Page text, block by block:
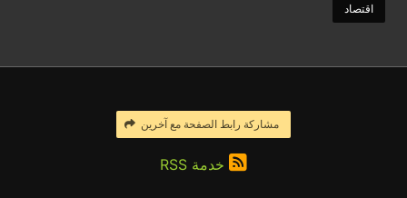
اقتصاد
مشاركة رابط الصفحة مع آخرين
خدمة RSS